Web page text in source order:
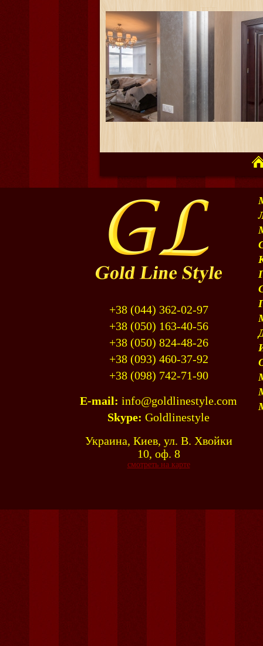
+38 (044) 362-02-97
+38 (050) 163-40-56
+38 (050) 824-48-26
+38 (093) 460-37-92
+38 (098) 742-71-90
E-mail: info@goldlinestyle.com
Skype: Goldlinestyle
Украина, Киев, ул. В. Хвойки
10, оф. 8
смотреть на карте